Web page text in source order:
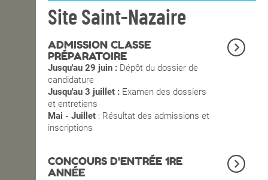
Site Saint-Nazaire
ADMISSION CLASSE
PRÉPARATOIRE
Jusqu'au 29 juin : Dépôt du dossier de
candidature
Jusqu'au 3 juillet : Examen des dossiers
et entretiens
Mai - Juillet : Résultat des admissions et
inscriptions
CONCOURS D'ENTRÉE 1RE
ANNÉE